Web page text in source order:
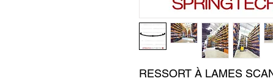
RESSORT À LAMES